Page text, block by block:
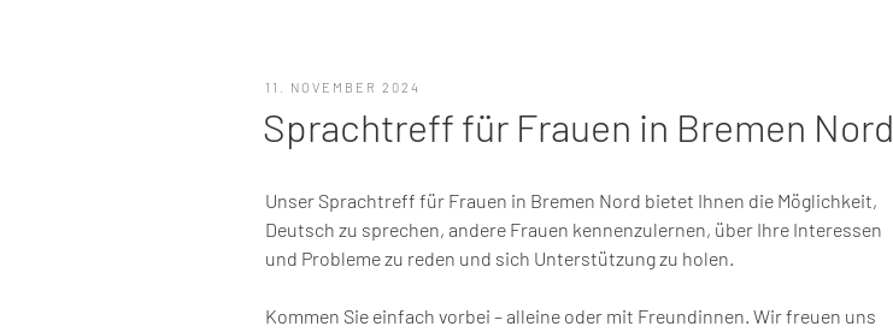
VERÖFFENTLICHT
11. NOVEMBER 2024
Sprachtreff für Frauen in Bremen Nord
Unser Sprachtreff für Frauen in Bremen Nord bietet Ihnen die Möglichkeit,
Deutsch zu sprechen, andere Frauen kennenzulernen, über Ihre Interessen
und Probleme zu reden und sich Unterstützung zu holen.
Kommen Sie einfach vorbei – alleine oder mit Freundinnen. Wir freuen uns